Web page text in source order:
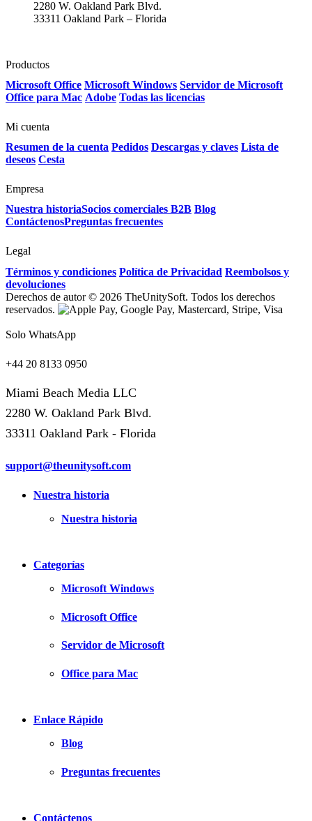
2280 W. Oakland Park Blvd.
33311 Oakland Park – Florida
Productos
Microsoft Office Microsoft Windows Servidor de Microsoft
Office para Mac Adobe Todas las licencias
Mi cuenta
Resumen de la cuenta Pedidos Descargas y claves Lista de
deseos Cesta
Empresa
Nuestra historiaSocios comerciales B2B Blog
ContáctenosPreguntas frecuentes
Legal
Términos y condiciones Política de Privacidad Reembolsos y
devoluciones
Derechos de autor © 2026 TheUnitySoft. Todos los derechos
reservados.
Solo WhatsApp
+44 20 8133 0950
Miami Beach Media LLC
2280 W. Oakland Park Blvd.
33311 Oakland Park - Florida
support@theunitysoft.com
Nuestra historia
Nuestra historia
Categorías
Microsoft Windows
Microsoft Office
Servidor de Microsoft
Office para Mac
Enlace Rápido
Blog
Preguntas frecuentes
Contáctenos